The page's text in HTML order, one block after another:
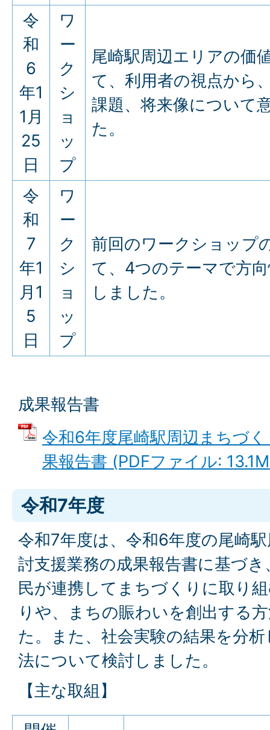
令
和
6
年1
1月
25
日
ワ
ー
ク
シ
ョ
ッ
プ
尾崎駅周辺エリアの価
て、利用者の視点から
課題、将来像について
た。
令
和
7
年1
月1
5
日
ワ
ー
ク
シ
ョ
ッ
プ
前回のワークショップ
て、4つのテーマで方
しました。
成果報告書
令和6年度尾崎駅周辺まちづ
果報告書 (PDFファイル:
令和7年度
令和7年度は、令和6年度の尾崎
討支援業務の成果報告書に基づ
民が連携してまちづくりに取り
りや、まちの賑わいを創出する
た。また、社会実験の結果を分
法について検討しました。
【主な取組】